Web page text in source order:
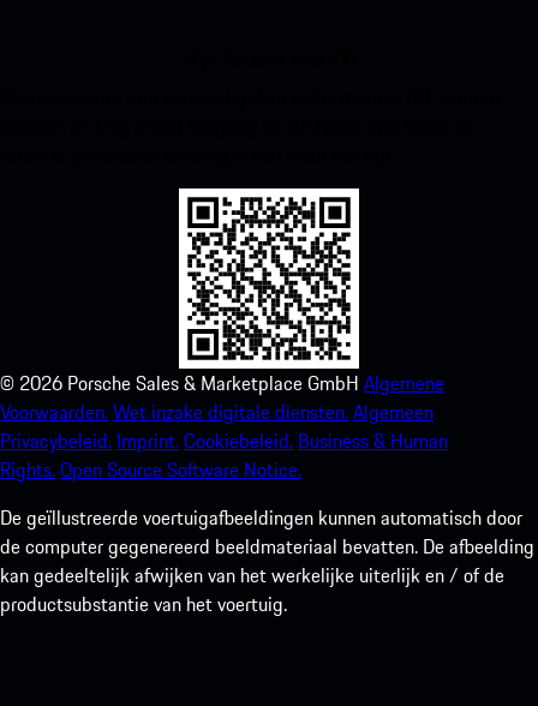
© 2026 Porsche Sales & Marketplace GmbH Algemene
Voorwaarden.Wet inzake digitale diensten.Algemeen
Privacybeleid. Imprint.Cookiebeleid. Business & Human
Rights.Open Source Software Notice.
De geïllustreerde voertuigafbeeldingen kunnen automatisch door
de computer gegenereerd beeldmateriaal bevatten. De afbeelding
kan gedeeltelijk afwijken van het werkelijke uiterlijk en / of de
productsubstantie van het voertuig.